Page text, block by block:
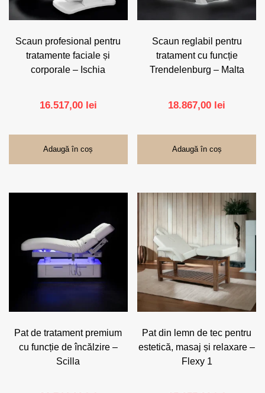
Scaun profesional pentru
tratamente faciale și
corporale – Ischia
16.517,00 lei
Adaugă în coș
Scaun reglabil pentru
tratament cu funcție
Trendelenburg – Malta
18.867,00 lei
Adaugă în coș
Pat de tratament premium
cu funcție de încălzire –
Scilla
multe
variații.
pagina
Pat din lemn de tec pentru
estetică, masaj și relaxare –
Flexy 1